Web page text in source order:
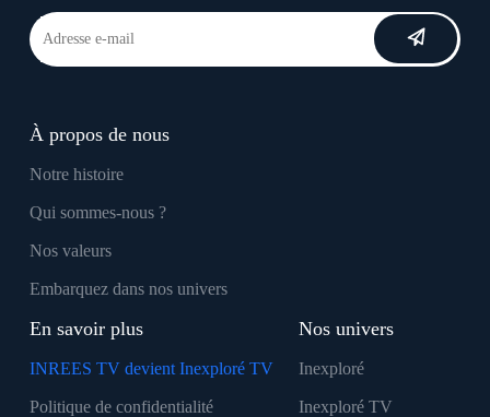
À propos de nous
Notre histoire
Qui sommes-nous ?
Nos valeurs
Embarquez dans nos univers
En savoir plus
INREES TV devient Inexploré TV
Politique de confidentialité
Nos univers
Inexploré
Inexploré TV